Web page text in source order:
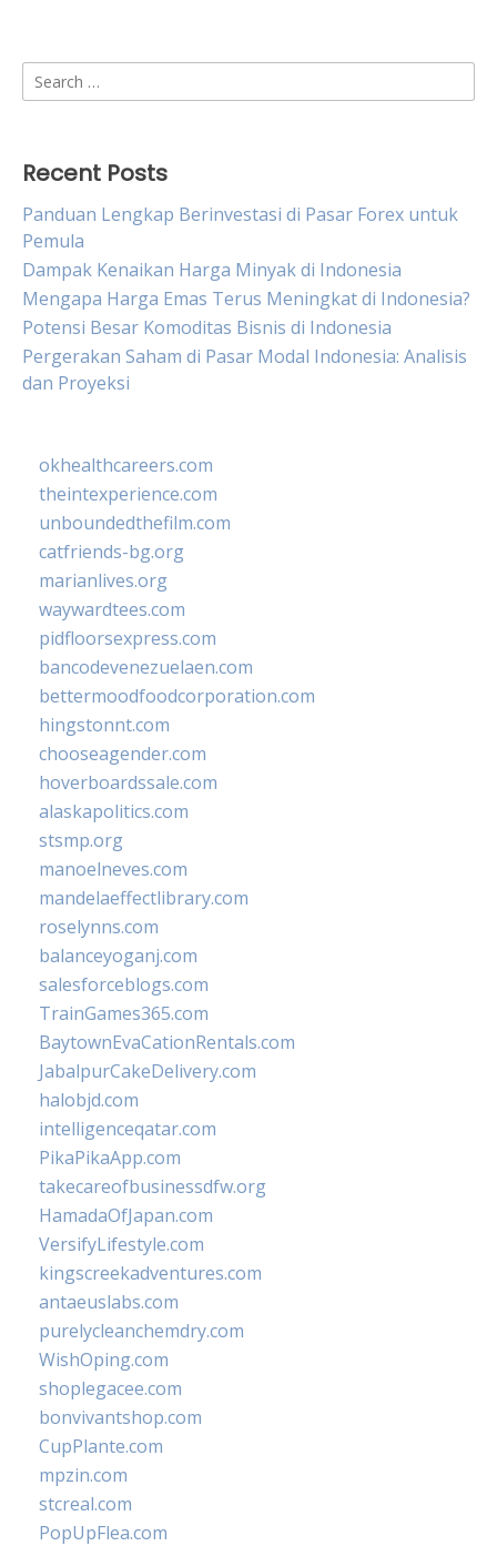
Search
for:
Recent Posts
Panduan Lengkap Berinvestasi di Pasar Forex untuk
Pemula
Dampak Kenaikan Harga Minyak di Indonesia
Mengapa Harga Emas Terus Meningkat di Indonesia?
Potensi Besar Komoditas Bisnis di Indonesia
Pergerakan Saham di Pasar Modal Indonesia: Analisis
dan Proyeksi
okhealthcareers.com
theintexperience.com
unboundedthefilm.com
catfriends-bg.org
marianlives.org
waywardtees.com
pidfloorsexpress.com
bancodevenezuelaen.com
bettermoodfoodcorporation.com
hingstonnt.com
chooseagender.com
hoverboardssale.com
alaskapolitics.com
stsmp.org
manoelneves.com
mandelaeffectlibrary.com
roselynns.com
balanceyoganj.com
salesforceblogs.com
TrainGames365.com
BaytownEvaCationRentals.com
JabalpurCakeDelivery.com
halobjd.com
intelligenceqatar.com
PikaPikaApp.com
takecareofbusinessdfw.org
HamadaOfJapan.com
VersifyLifestyle.com
kingscreekadventures.com
antaeuslabs.com
purelycleanchemdry.com
WishOping.com
shoplegacee.com
bonvivantshop.com
CupPlante.com
mpzin.com
stcreal.com
PopUpFlea.com